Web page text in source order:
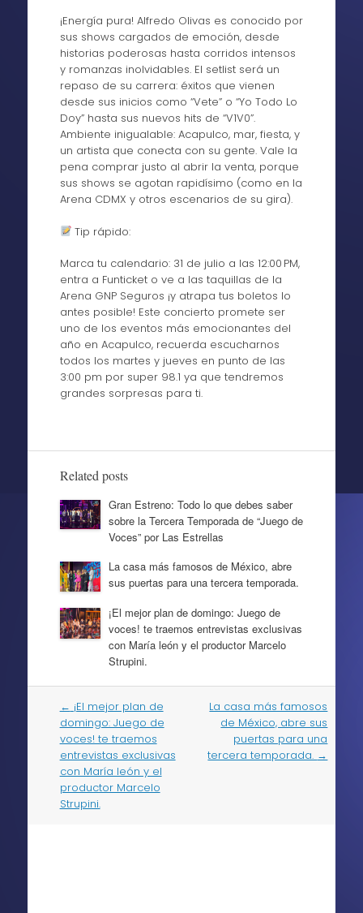
¡Energía pura! Alfredo Olivas es conocido por
sus shows cargados de emoción, desde
historias poderosas hasta corridos intensos
y romanzas inolvidables. El setlist será un
repaso de su carrera: éxitos que vienen
desde sus inicios como “Vete” o “Yo Todo Lo
Doy” hasta sus nuevos hits de “V1V0”.
Ambiente inigualable: Acapulco, mar, fiesta, y
un artista que conecta con su gente. Vale la
pena comprar justo al abrir la venta, porque
sus shows se agotan rapidísimo (como en la
Arena CDMX y otros escenarios de su gira).
Tip rápido:
Marca tu calendario: 31 de julio a las 12:00 PM,
entra a Funticket o ve a las taquillas de la
Arena GNP Seguros ¡y atrapa tus boletos lo
antes posible! Este concierto promete ser
uno de los eventos más emocionantes del
año en Acapulco, recuerda escucharnos
todos los martes y jueves en punto de las
3:00 pm por super 98.1 ya que tendremos
grandes sorpresas para ti.
Related posts
Gran Estreno: Todo lo que debes saber
sobre la Tercera Temporada de “Juego de
Voces” por Las Estrellas
La casa más famosos de México, abre
sus puertas para una tercera temporada.
¡El mejor plan de domingo: Juego de
voces! te traemos entrevistas exclusivas
con María león y el productor Marcelo
Strupini.
Post
navigation
← ¡El mejor plan de
domingo: Juego de
voces! te traemos
entrevistas exclusivas
con María león y el
productor Marcelo
Strupini.
La casa más famosos
de México, abre sus
puertas para una
tercera temporada. →